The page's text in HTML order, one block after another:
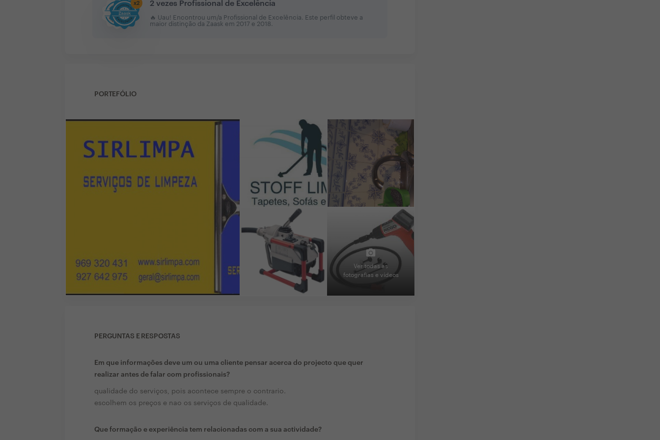
x2 2 vezes Profissional de Excelência
🔥 Uau! Encontrou um/a Profissional de Excelência. Este perfil obteve a
maior distinção da Zaask em 2017 e 2018
PORTEFÓLIO
Ver todas as
fotografias e vídeos
PERGUNTAS E RESPOSTAS
Em que informações deve um ou uma cliente pensar acerca do projecto que quer
realizar antes de falar com profissionais?
qualidade do serviços, pois acontece sempre o contrario.
escolhem os preços e nao os serviços de qualidade.
Que formação e experiência tem relacionadas com a sua actividade?